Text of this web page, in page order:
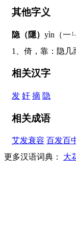
其他字义
隐（隱） yìn（一ㄣ
1、倚，靠：隐
相关汉字
发 奸 摘 隐
相关成语
艾发衰容 百发百
更多汉语词典： 大